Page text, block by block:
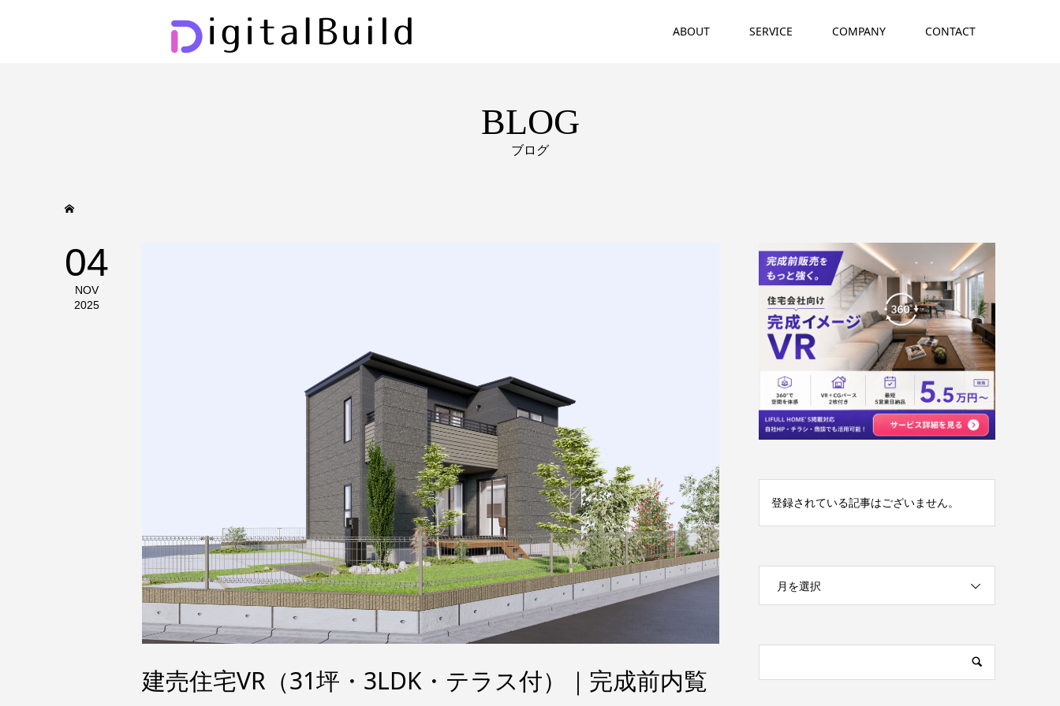
ABOUT SERVICE COMPANY CONTACT
BLOG
ブログ
04
NOV
2025
建売住宅VR（31坪・3LDK・テラス付）｜完成前内覧
登録されている記事はございません。
月を選択